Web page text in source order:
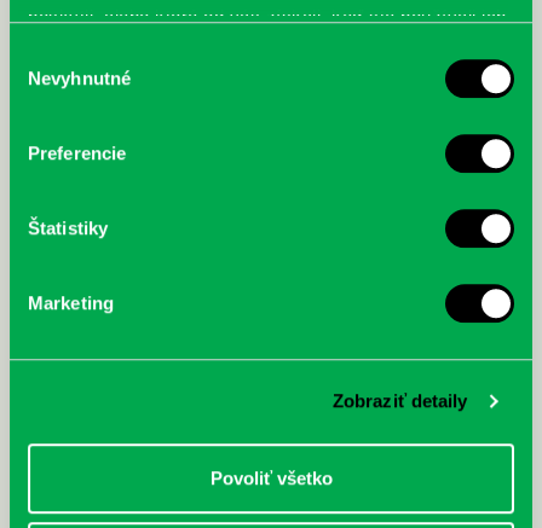
poskytli, alebo ktoré od vás získali, keď ste používali ich
súhlasu
Nevyhnutné
Preferencie
Štatistiky
Marketing
Zobraziť detaily
Povoliť všetko